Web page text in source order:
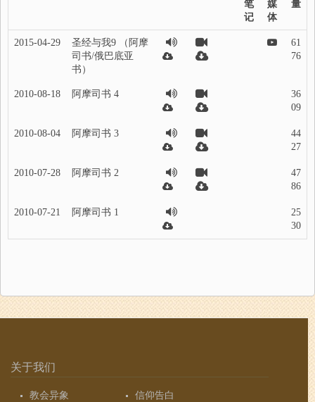
笔
记
媒
体
量
2015-04-29
圣经与我9 （阿摩
司书/俄巴底亚
书）
61
76
2010-08-18 阿摩司书 4
36
09
2010-08-04 阿摩司书 3
44
27
2010-07-28 阿摩司书 2
47
86
2010-07-21 阿摩司书 1
25
30
关于我们
教会异象
信仰告白